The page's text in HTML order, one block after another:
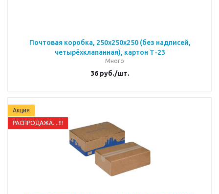
Почтовая коробка, 250х250х250 (без надписей,
четырёхклапанная), картон Т-23
Много
36руб./шт.
Акция
РАСПРОДАЖА....!!!